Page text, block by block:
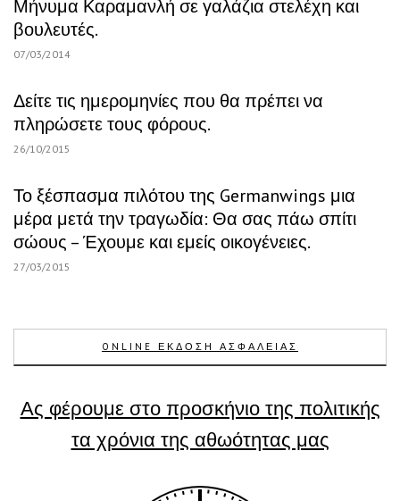
Μήνυμα Καραμανλή σε γαλάζια στελέχη και
βουλευτές.
07/03/2014
Δείτε τις ημερομηνίες που θα πρέπει να
πληρώσετε τους φόρους.
26/10/2015
Το ξέσπασμα πιλότου της Germanwings μια
μέρα μετά την τραγωδία: Θα σας πάω σπίτι
σώους – Έχουμε και εμείς οικογένειες.
27/03/2015
ONLINE ΕΚΔΟΣΗ ΑΣΦΑΛΕΙΑΣ
Ας φέρουμε στο προσκήνιο της πολιτικής
τα χρόνια της αθωότητας μας